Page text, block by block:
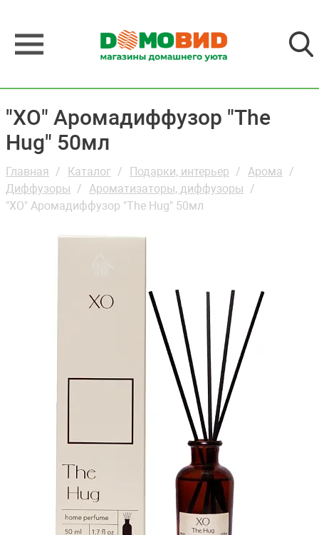
"XO" Аромадиффузор "The
Hug" 50мл
Главная Каталог Подарки, интерьер
Арома
Диффузоры
Ароматизаторы, диффузоры
"XO" Аромадиффузор "The Hug" 50мл